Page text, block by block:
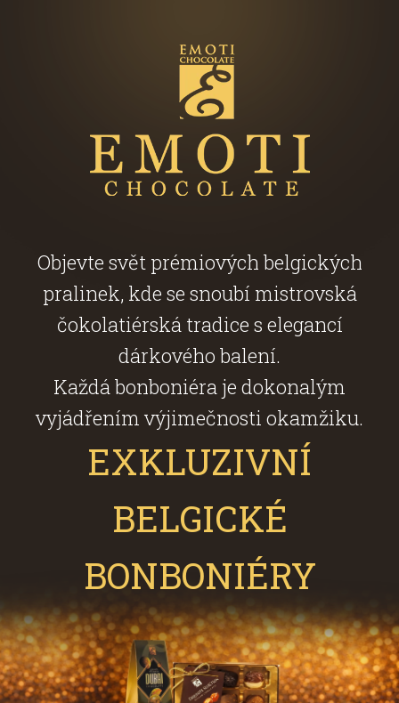
Objevte svět prémiových belgických
pralinek, kde se snoubí mistrovská
čokolatiérská tradice s elegancí
dárkového balení.
Každá bonboniéra je dokonalým
vyjádřením výjimečnosti okamžiku.
EXKLUZIVNÍ
BELGICKÉ
BONBONIÉRY